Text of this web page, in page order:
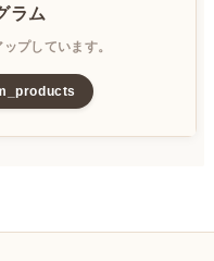
ラム
プしています。